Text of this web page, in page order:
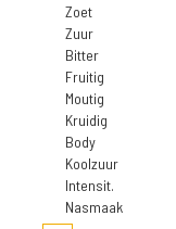
Zoet
Zuur
Bitter
Fruitig
Moutig
Kruidig
Body
Koolzuur
Intensit.
Nasmaak